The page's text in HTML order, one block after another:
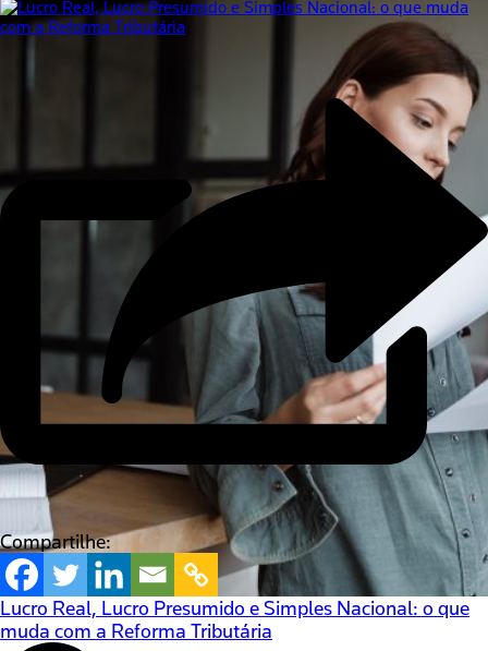
Compartilhe:
Lucro Real, Lucro Presumido e Simples Nacional: o que
muda com a Reforma Tributária